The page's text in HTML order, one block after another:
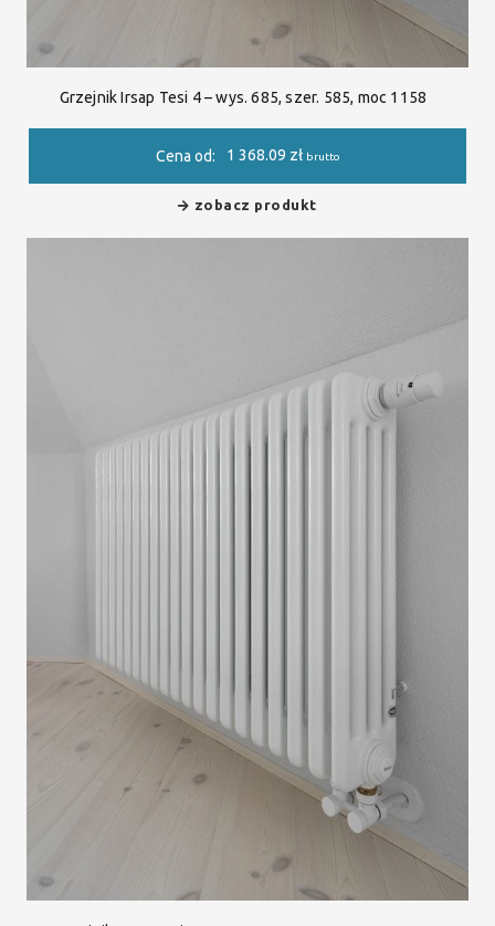
Grzejnik Irsap Tesi 4 – wys. 685, szer. 585, moc 1158
Cena od: 1 368.09 zł brutto
zobacz produkt